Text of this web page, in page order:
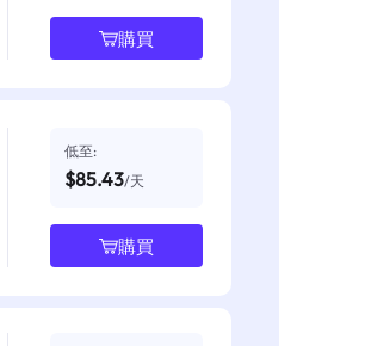
購買
低至:
$85.43/天
購買